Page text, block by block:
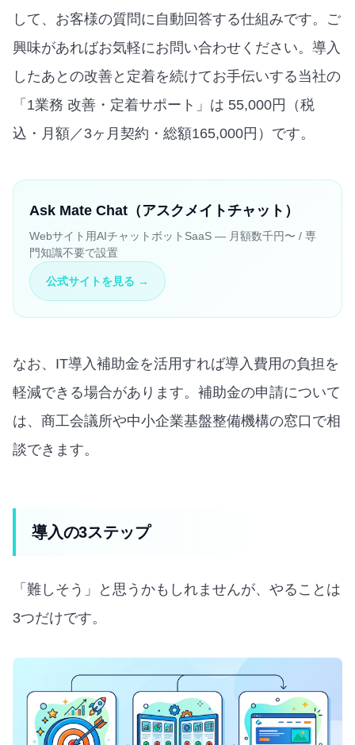
して、お客様の質問に自動回答する仕組みです。ご
興味があればお気軽にお問い合わせください。導入
したあとの改善と定着を続けてお手伝いする当社の
「1業務 改善・定着サポート」は 55,000円（税
込・月額／3ヶ月契約・総額165,000円）です。
Ask Mate Chat（アスクメイトチャット）
Webサイト用AIチャットボットSaaS — 月額数千円〜 / 専
門知識不要で設置
公式サイトを見る →
なお、IT導入補助金を活用すれば導入費用の負担を
軽減できる場合があります。補助金の申請について
は、商工会議所や中小企業基盤整備機構の窓口で相
談できます。
導入の3ステップ
「難しそう」と思うかもしれませんが、やることは
3つだけです。